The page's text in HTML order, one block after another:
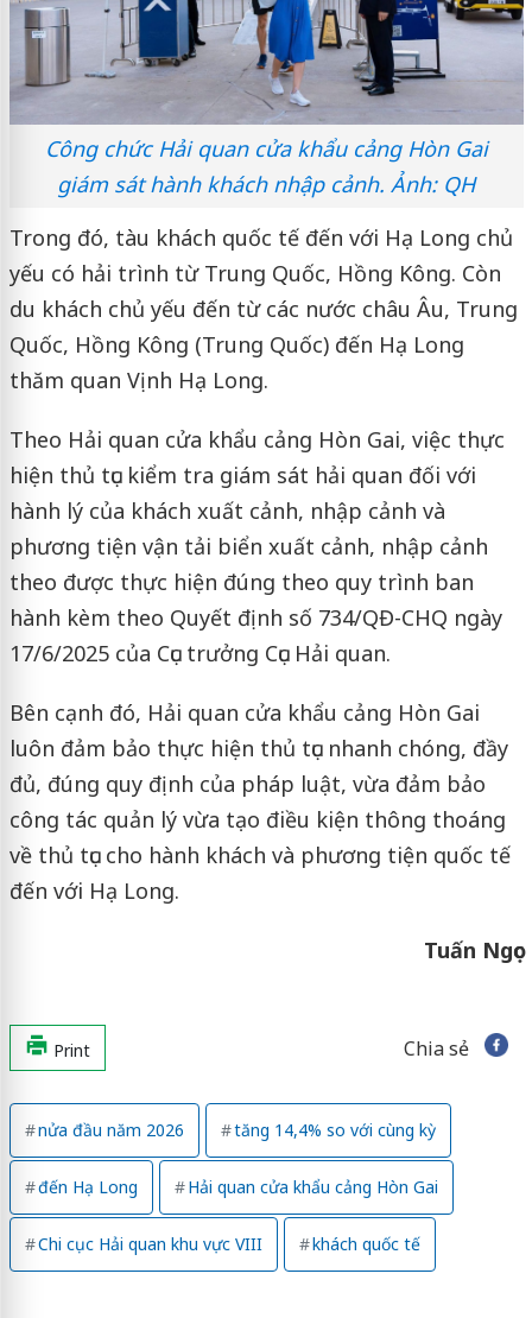
Công chức Hải quan cửa khẩu cảng Hòn Gai
giám sát hành khách nhập cảnh. Ảnh: QH
Trong đó, tàu khách quốc tế đến với Hạ Long chủ
yếu có hải trình từ Trung Quốc, Hồng Kông. Còn
du khách chủ yếu đến từ các nước châu Âu, Trung
Quốc, Hồng Kông (Trung Quốc) đến Hạ Long
thăm quan Vịnh Hạ Long.
Theo Hải quan cửa khẩu cảng Hòn Gai, việc thực
hiện thủ tục kiểm tra giám sát hải quan đối với
hành lý của khách xuất cảnh, nhập cảnh và
phương tiện vận tải biển xuất cảnh, nhập cảnh
theo được thực hiện đúng theo quy trình ban
hành kèm theo Quyết định số 734/QĐ-CHQ ngày
17/6/2025 của Cục trưởng Cục Hải quan.
Bên cạnh đó, Hải quan cửa khẩu cảng Hòn Gai
luôn đảm bảo thực hiện thủ tục nhanh chóng, đầy
đủ, đúng quy định của pháp luật, vừa đảm bảo
công tác quản lý vừa tạo điều kiện thông thoáng
về thủ tục cho hành khách và phương tiện quốc tế
đến với Hạ Long.
Tuấn Ngọc
Print Chia sẻ
nửa đầu năm 2026 tăng 14,4% so với cùng kỳ
đến Hạ Long Hải quan cửa khẩu cảng Hòn Gai
Chi cục Hải quan khu vực VIII khách quốc tế